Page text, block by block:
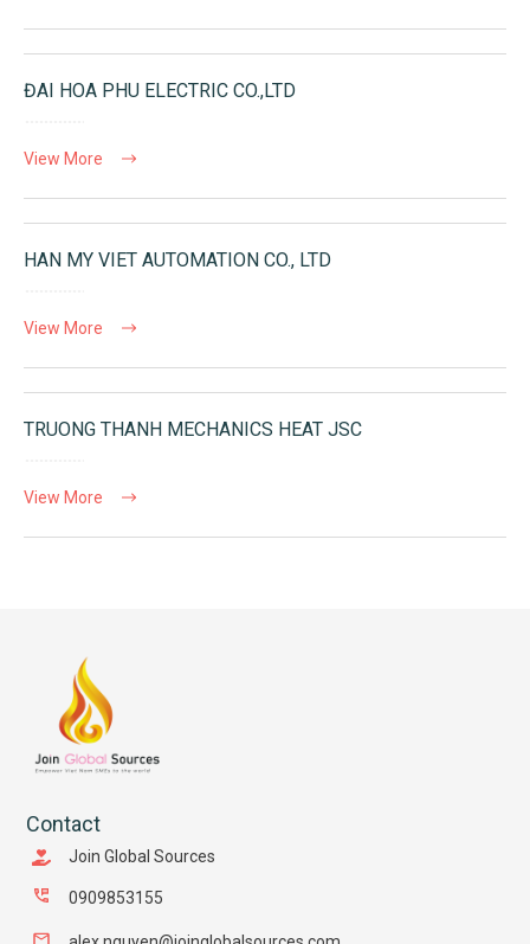
ĐAI HOA PHU ELECTRIC CO.,LTD
View More
HAN MY VIET AUTOMATION CO., LTD
View More
TRUONG THANH MECHANICS HEAT JSC
View More
Contact
Join Global Sources
0909853155